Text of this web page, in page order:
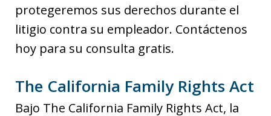
protegeremos sus derechos durante el
litigio contra su empleador. Contáctenos
hoy para su consulta gratis.
The California Family Rights Act
Bajo The California Family Rights Act, la